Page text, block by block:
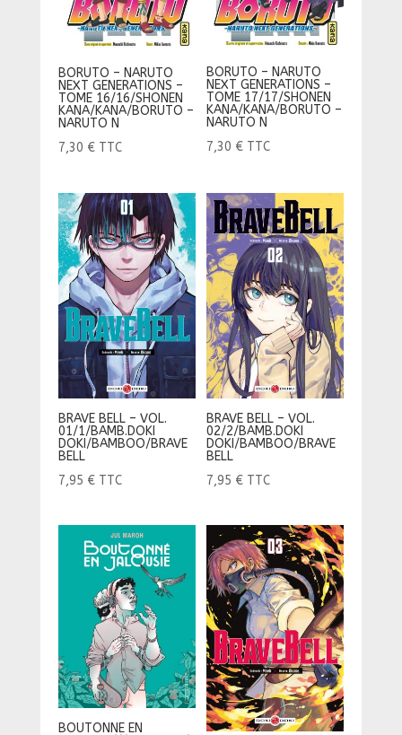
BORUTO – NARUTO
NEXT GENERATIONS –
TOME 16/16/SHONEN
KANA/KANA/BORUTO –
NARUTO N
7,30 € TTC
BORUTO – NARUTO
NEXT GENERATIONS –
TOME 17/17/SHONEN
KANA/KANA/BORUTO –
NARUTO N
7,30 € TTC
BRAVE BELL – VOL.
01/1/BAMB.DOKI
DOKI/BAMBOO/BRAVE
BELL
7,95 € TTC
BRAVE BELL – VOL.
02/2/BAMB.DOKI
DOKI/BAMBOO/BRAVE
BELL
7,95 € TTC
BOUTONNE EN